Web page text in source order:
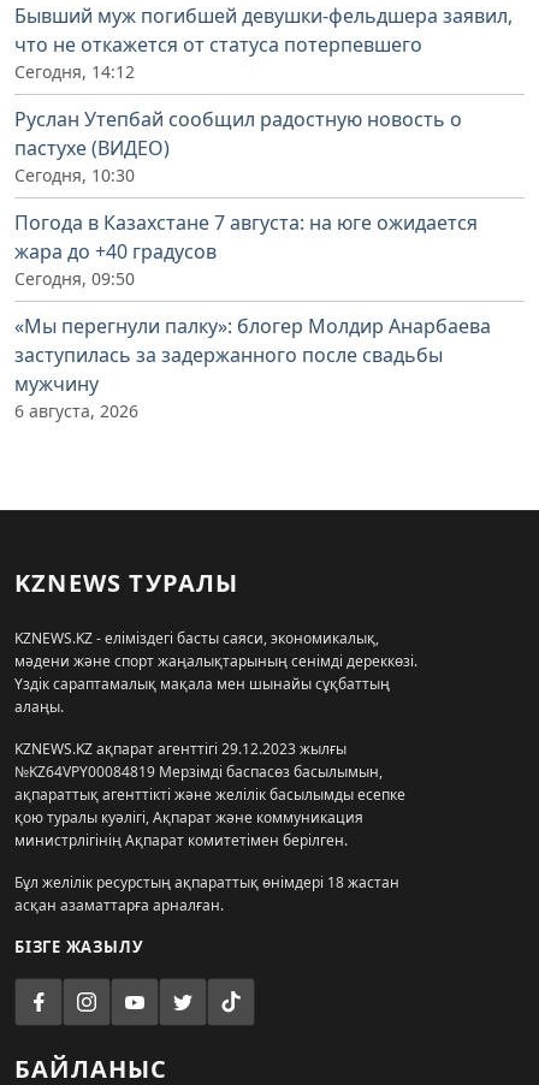
Бывший муж погибшей девушки-фельдшера заявил,
что не откажется от статуса потерпевшего
Сегодня, 14:12
Руслан Утепбай сообщил радостную новость о
пастухе (ВИДЕО)
Сегодня, 10:30
Погода в Казахстане 7 августа: на юге ожидается
жара до +40 градусов
Сегодня, 09:50
«Мы перегнули палку»: блогер Молдир Анарбаева
заступилась за задержанного после свадьбы
мужчину
6 августа, 2026
KZNEWS ТУРАЛЫ
KZNEWS.KZ - еліміздегі басты саяси, экономикалық,
мәдени және спорт жаңалықтарының сенімді дереккөзі.
Үздік сараптамалық мақала мен шынайы сұқбаттың
алаңы.
KZNEWS.KZ ақпарат агенттігі 29.12.2023 жылғы
№KZ64VPY00084819 Мерзімді баспасөз басылымын,
ақпараттық агенттікті және желілік басылымды есепке
қою туралы куәлігі, Ақпарат және коммуникация
министрлігінің Ақпарат комитетімен берілген.
Бұл желілік ресурстың ақпараттық өнімдері 18 жастан
асқан азаматтарға арналған.
БІЗГЕ ЖАЗЫЛУ
БАЙЛАНЫС